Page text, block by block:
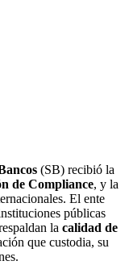
(SB) recibió la
de Compliance, y la
El ente
públicas
la calidad de
que custodia, su